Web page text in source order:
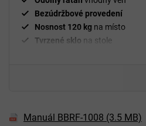
Bezúdržbové provedení
Nosnost 120 kg na místo
Tvrzené sklo na stole
Manuál BBRF-1008 (3.5 MB)